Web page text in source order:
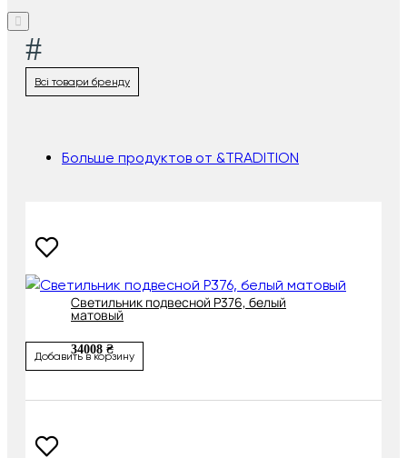
#
Всі товари бренду
Больше продуктов от &TRADITION
Cветильник подвесной P376, белый
матовый
34008 ₴
Добавить в корзину